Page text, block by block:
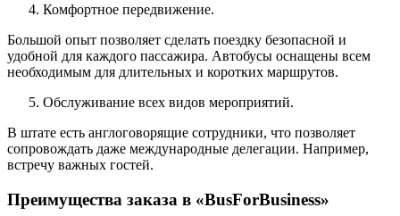
Комфортное передвижение.
Большой опыт позволяет сделать поездку безопасной и
удобной для каждого пассажира. Автобусы оснащены всем
необходимым для длительных и коротких маршрутов.
Обслуживание всех видов мероприятий.
В штате есть англоговорящие сотрудники, что позволяет
сопровождать даже международные делегации. Например,
встречу важных гостей.
Преимущества заказа в «BusForBusiness»